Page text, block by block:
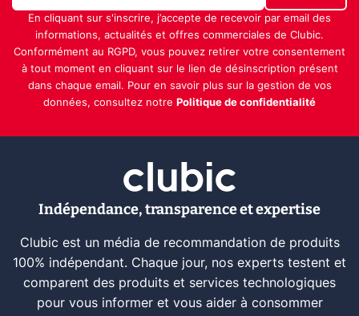
En cliquant sur s'inscrire, j’accepte de recevoir par email des
informations, actualités et offres commerciales de Clubic.
Conformément au RGPD, vous pouvez retirer votre consentement
à tout moment en cliquant sur le lien de désinscription présent
dans chaque email. Pour en savoir plus sur la gestion de vos
données, consultez notre Politique de confidentialité
Indépendance, transparence et expertise
Clubic est un média de recommandation de produits
100% indépendant. Chaque jour, nos experts testent et
comparent des produits et services technologiques
pour vous informer et vous aider à consommer